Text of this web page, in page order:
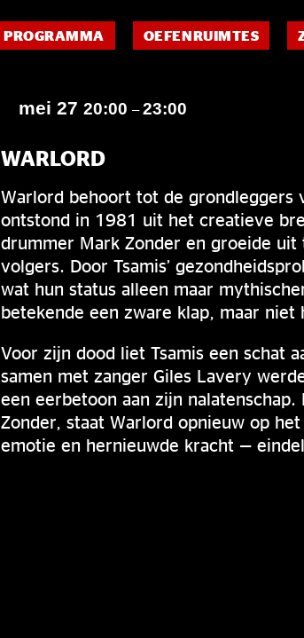
PROGRAMMA OEFENRUIMTES
mei 27 20:00 –23:00
WARLORD
Warlord behoort tot de grondleggers
ontstond in 1981 uit het creatieve
drummer Mark Zonder en groeide
volgers. Door Tsamis’
wat hun status alleen maar
betekende een zware klap, maar niet
Voor zijn dood liet Tsamis een schat
samen met zanger Giles Lavery
een eerbetoon aan zijn
Zonder, staat Warlord opnieuw op
emotie en hernieuwde kracht —